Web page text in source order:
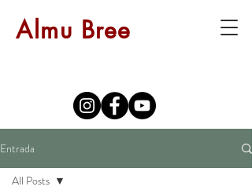
Almu Bree
Entrada
All Posts